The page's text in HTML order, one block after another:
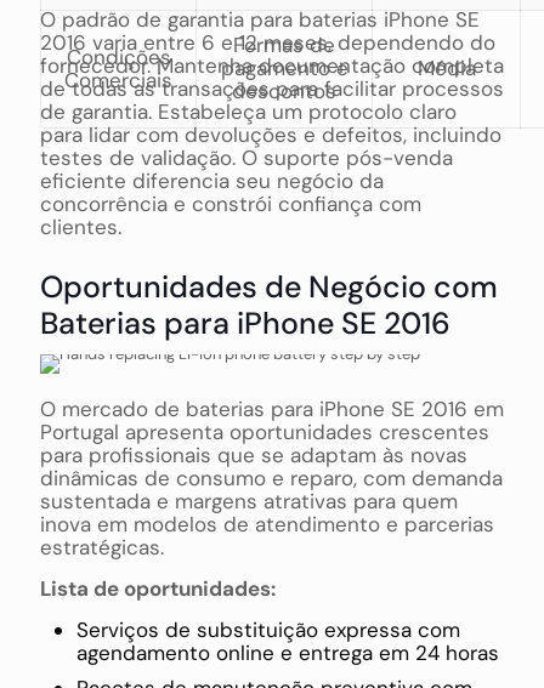
Condições
Comerciais
Formas de
pagamento e
descontos
Média
O padrão de garantia para baterias iPhone SE
2016 varia entre 6 e 12 meses, dependendo do
fornecedor. Mantenha documentação completa
de todas as transações para facilitar processos
de garantia. Estabeleça um protocolo claro
para lidar com devoluções e defeitos, incluindo
testes de validação. O suporte pós-venda
eficiente diferencia seu negócio da
concorrência e constrói confiança com
clientes.
Oportunidades de Negócio com
Baterias para iPhone SE 2016
O mercado de baterias para iPhone SE 2016 em
Portugal apresenta oportunidades crescentes
para profissionais que se adaptam às novas
dinâmicas de consumo e reparo, com demanda
sustentada e margens atrativas para quem
inova em modelos de atendimento e parcerias
estratégicas.
Lista de oportunidades:
Serviços de substituição expressa com
agendamento online e entrega em 24 horas